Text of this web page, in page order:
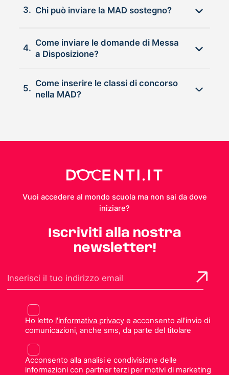
3. Chi può inviare la MAD sostegno?
4.
Come inviare le domande di Messa
a Disposizione?
5.
Come inserire le classi di concorso
nella MAD?
Vuoi accedere al mondo scuola ma non sai da dove
iniziare?
Iscriviti alla nostra
newsletter!
Ho letto l'informativa privacye acconsento all'invio di
comunicazioni, anche sms, da parte del titolare
Acconsento alla analisi e condivisione delle
informazioni con partner terzi per motivi di marketing